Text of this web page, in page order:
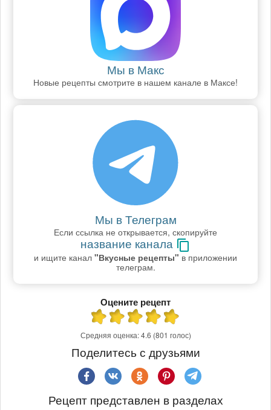
Мы в Макс
Новые рецепты смотрите в нашем канале в Максе!
Мы в Телеграм
Если ссылка не открывается, скопируйте
название канала
и ищите канал "Вкусные рецепты" в приложении
телеграм.
Оцените рецепт
Средняя оценка:4.6 (801 голос)
Поделитесь с друзьями
Рецепт представлен в разделах